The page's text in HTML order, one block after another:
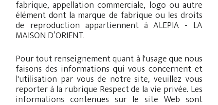
fabrique, appellation commerciale, logo ou autre
élément dont la marque de fabrique ou les droits
de reproduction appartiennent à ALEPIA - LA
MAISON D’ORIENT.
Pour tout renseignement quant à l'usage que nous
faisons des informations qui vous concernent et
l'utilisation par vous de notre site, veuillez vous
reporter à la rubrique Respect de la vie privée. Les
informations contenues sur le site Web sont